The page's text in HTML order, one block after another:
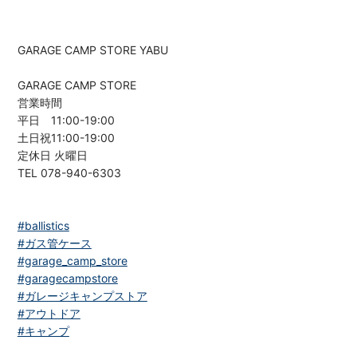
GARAGE CAMP STORE YABU
GARAGE CAMP STORE
営業時間
平日 11:00-19:00
土日祝11:00-19:00
定休日 火曜日
TEL 078-940-6303
#ballistics
#ガス管ケース
#garage_camp_store
#garagecampstore
#ガレージキャンプストア
#アウトドア
#キャンプ